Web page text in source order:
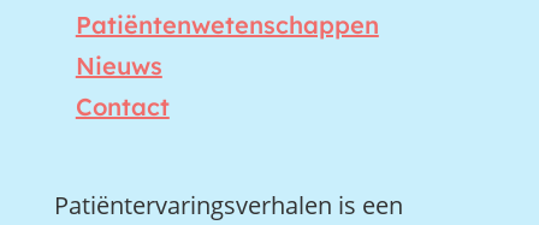
Patiëntenwetenschappen
Nieuws
Contact
Patiëntervaringsverhalen is een